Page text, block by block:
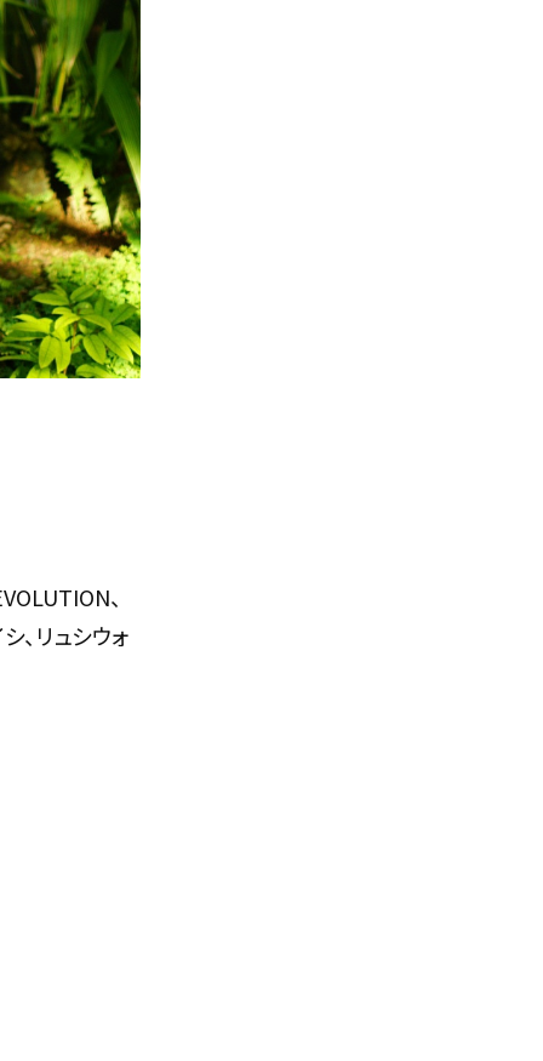
、
、リュシウォ